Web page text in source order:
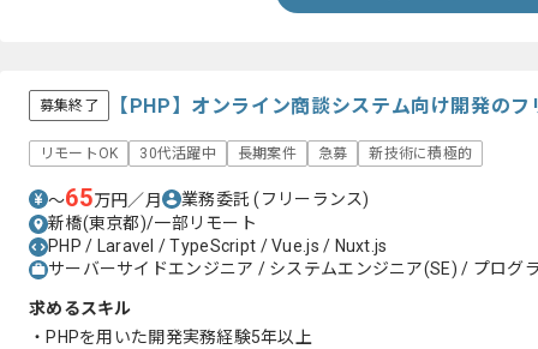
募集終了 【PHP】オンライン商談システム向け開発の
リモートOK 30代活躍中 長期案件 急募 新技術に積極的
〜65万円／月 業務委託(フリーランス)
新橋(東京都)/一部リモート
PHP / Laravel / TypeScript / Vue.js / Nuxt.js
サーバーサイドエンジニア / システムエンジニア(SE) / プログ
求めるスキル
・PHPを用いた開発実務経験5年以上